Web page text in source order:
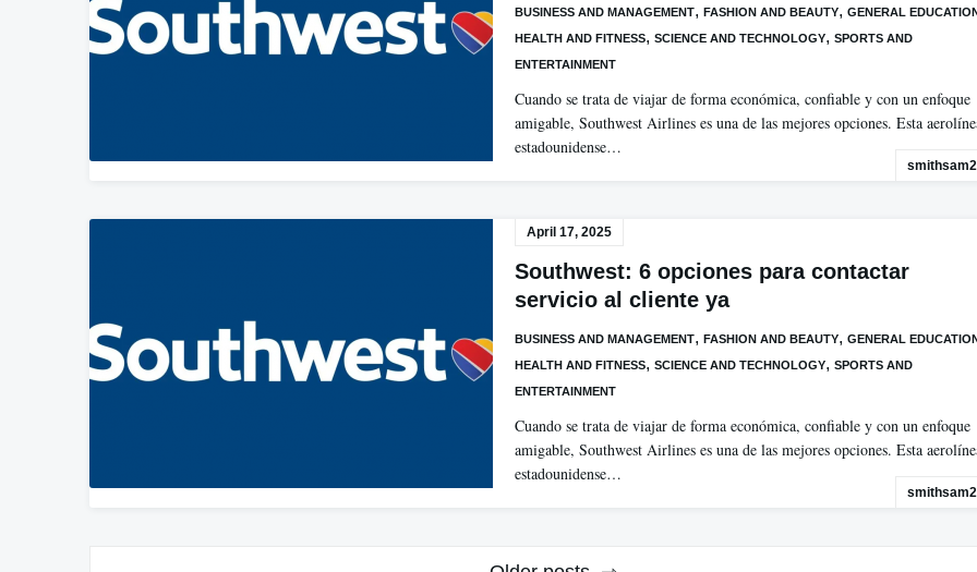
BUSINESS AND MANAGEMENT, FASHION AND BEAUTY, GENERAL
HEALTH AND FITNESS, SCIENCE AND TECHNOLOGY, SPORTS AND
ENTERTAINMENT
Cuando se trata de viajar de forma económica, confiable y con un enfoque
amigable, Southwest Airlines es una de las mejores opciones. Esta
estadounidense…
April 17, 2025
Southwest: 6 opciones para contactar
servicio al cliente ya
BUSINESS AND MANAGEMENT, FASHION AND BEAUTY, GENERAL
HEALTH AND FITNESS, SCIENCE AND TECHNOLOGY, SPORTS AND
ENTERTAINMENT
Cuando se trata de viajar de forma económica, confiable y con un enfoque
amigable, Southwest Airlines es una de las mejores opciones. Esta
estadounidense…